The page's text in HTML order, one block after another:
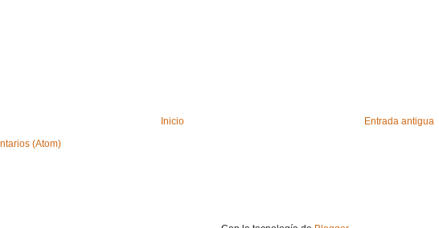
Entrada antigua
Inicio
(Atom)